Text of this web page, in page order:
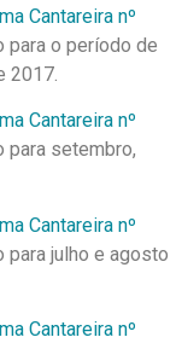
Cantareira nº
o período de
2017.
Cantareira nº
setembro,
Cantareira nº
julho e agosto
Cantareira nº